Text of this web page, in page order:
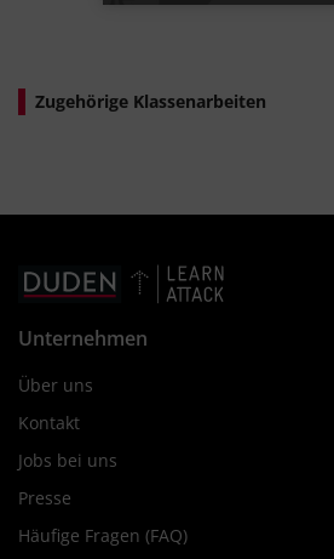
Zugehörige Klassenarbeiten
Unternehmen
Über uns
Kontakt
Jobs bei uns
Presse
Häufige Fragen (FAQ)